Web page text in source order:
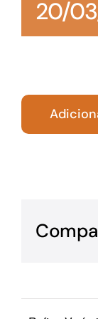
Para os
turismo
20/